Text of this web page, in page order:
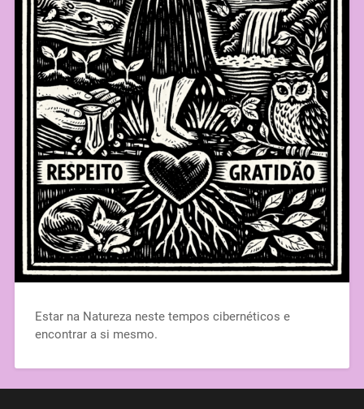
Estar na Natureza neste tempos cibernéticos e
encontrar a si mesmo.